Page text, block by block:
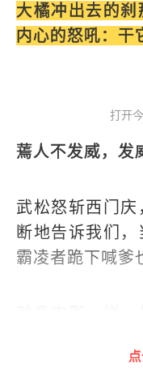
大橘冲出去的
内心的怒吼：干
打开
蔫人不发威，发
武松怒斩西门
断地告诉我们，
霸凌者跪下喊爹
天的日常就是